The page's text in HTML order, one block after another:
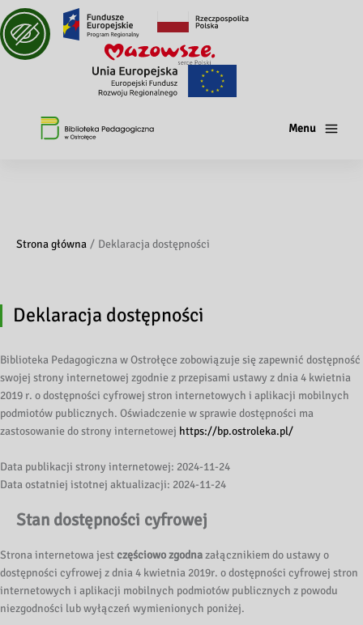
Menu
Strona główna Deklaracja dostępności
Deklaracja dostępności
Biblioteka Pedagogiczna w Ostrołęce zobowiązuje się zapewnić dostępność
swojej strony internetowej zgodnie z przepisami ustawy z dnia 4 kwietnia
2019 r. o dostępności cyfrowej stron internetowych i aplikacji mobilnych
podmiotów publicznych. Oświadczenie w sprawie dostępności ma
zastosowanie do strony internetowej https://bp.ostroleka.pl/
Data publikacji strony internetowej: 2024-11-24
Data ostatniej istotnej aktualizacji: 2024-11-24
Stan dostępności cyfrowej
Strona internetowa jestczęściowo zgodnazałącznikiem do ustawy o
dostępności cyfrowej z dnia 4 kwietnia 2019r. o dostępności cyfrowej stron
internetowych i aplikacji mobilnych podmiotów publicznych z powodu
niezgodności lub wyłączeń wymienionych poniżej.